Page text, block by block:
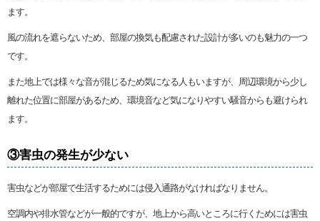
ます。
風の流れを遮らないため、部屋の換気も配慮された設計が多いのも魅力の一つ
です。
また地上では様々な音が混じるため気になる人もいますが、周辺環境から少し
離れた位置に部屋があるため、環境音など気になりやすい騒音からも避けられ
ます。
③害虫の発生が少ない
害虫などが部屋で生活するためには侵入通路がなければなりません。
空調内や排水管などが一般的ですが、地上から高いところに行くためには害虫